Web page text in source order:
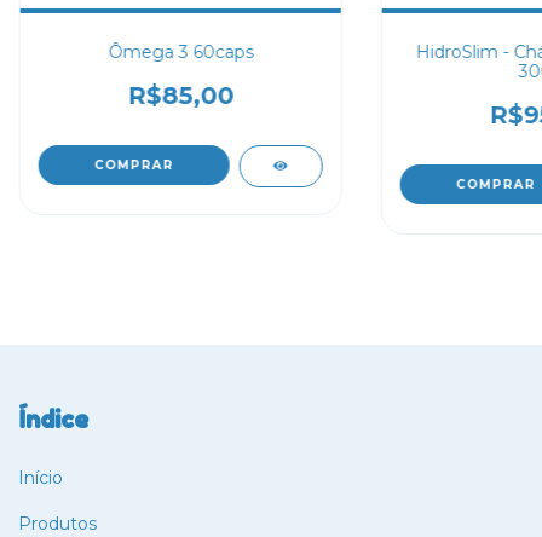
Ômega 3 60caps
R$85,00
HidroSlim -
COMPRAR
Índice
Início
Produtos